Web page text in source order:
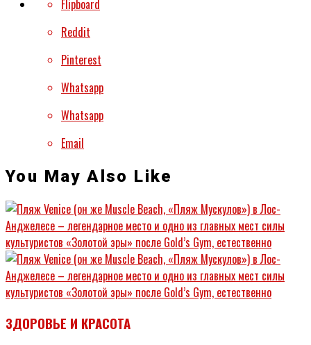
Flipboard
Reddit
Pinterest
Whatsapp
Whatsapp
Email
You May Also Like
ЗДОРОВЬЕ И КРАСОТА